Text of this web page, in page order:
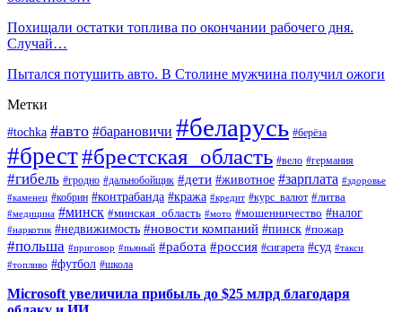
Похищали остатки топлива по окончании рабочего дня.
Случай…
Пытался потушить авто. В Столине мужчина получил ожоги
Метки
#tochka #авто #барановичи #беларусь #берёза
#брест#брестская_область #вело #германия
#гибель #гродно #дальнобойщик #дети #животное #зарплата #здоровье
#каменец #кобрин #контрабанда #кража #кредит #курс_валют #литва
#медицина #минск #минская_область #мото #мошенничество #налог
#наркотик #недвижимость #новости компаний #пинск #пожар
#польша #приговор #пьяный #работа #россия #сигарета #суд #такси
#топливо #футбол #школа
Microsoft увеличила прибыль до $25 млрд благодаря